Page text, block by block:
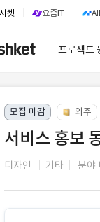
켓 요즘IT
프로젝트
모집 마감 외주
서비스 홍보
디자인 기타 분야